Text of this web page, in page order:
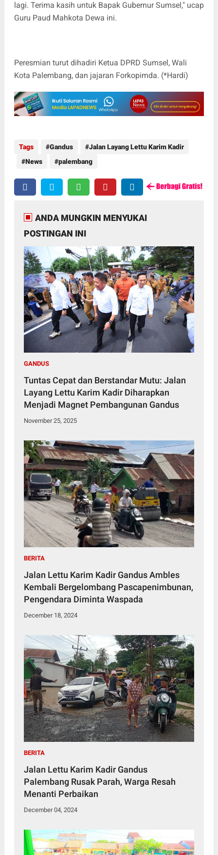
lagi. Terima kasih untuk Bapak Gubernur Sumsel," ucap
Guru Paud Mahkota Dewa ini.
Peresmian turut dihadiri Ketua DPRD Sumsel, Wali
Kota Palembang, dan jajaran Forkopimda. (*Hardi)
Tags Gandus
Jalan Layang Lettu Karim Kadir
News
palembang
ANDA MUNGKIN MENYUKAI
POSTINGAN INI
GANDUS
Tuntas Cepat dan Berstandar Mutu: Jalan
Layang Lettu Karim Kadir Diharapkan
Menjadi Magnet Pembangunan Gandus
November 25, 2025
BERITA
Jalan Lettu Karim Kadir Gandus Ambles
Kembali Bergelombang Pascapenimbunan,
Pengendara Diminta Waspada
December 18, 2024
BERITA
Jalan Lettu Karim Kadir Gandus
Palembang Rusak Parah, Warga Resah
Menanti Perbaikan
December 04, 2024